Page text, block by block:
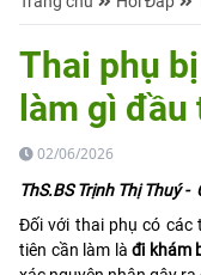
Quân
Thai phụ
làm gì đầu
02/06/2026
ThS.BS Trịnh Thị Thuý
Đối với thai phụ có các
tiên cần làm là đi khám